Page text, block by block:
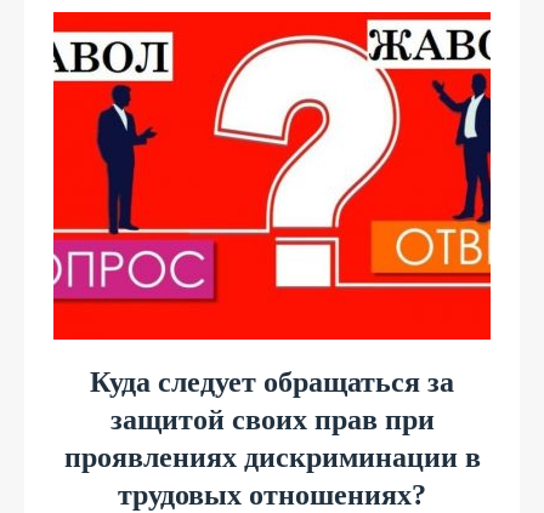
Куда следует обращаться за
защитой своих прав при
проявлениях дискриминации в
трудовых отношениях?